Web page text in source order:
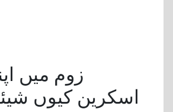
زوم میں
اسکرین کیوں